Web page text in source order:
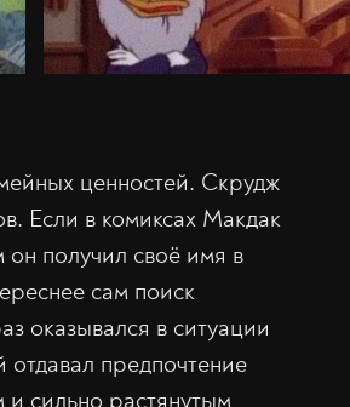
ценностей. Скрудж
Если в комиксах Макдак
получил своё имя в
сам поиск
оказывался в ситуации
предпочтение
и сильно растянутым